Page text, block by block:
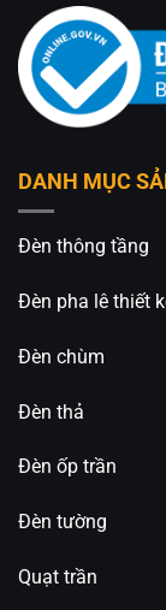
An An Decor
412 Phạm
DANH MỤC
Đèn thông tầng
Đèn pha lê thiết
Đèn chùm
Đèn thả
Đèn ốp trần
Đèn tường
Quạt trần